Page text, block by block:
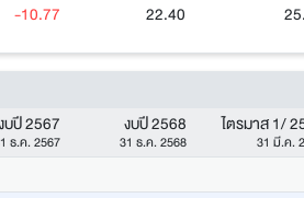
-10.77 22.40
บปี 2567
ธ.ค. 2567
งบปี 2568
31 ธ.ค. 2568
ไตรมาส 1/
31 มี.ค.